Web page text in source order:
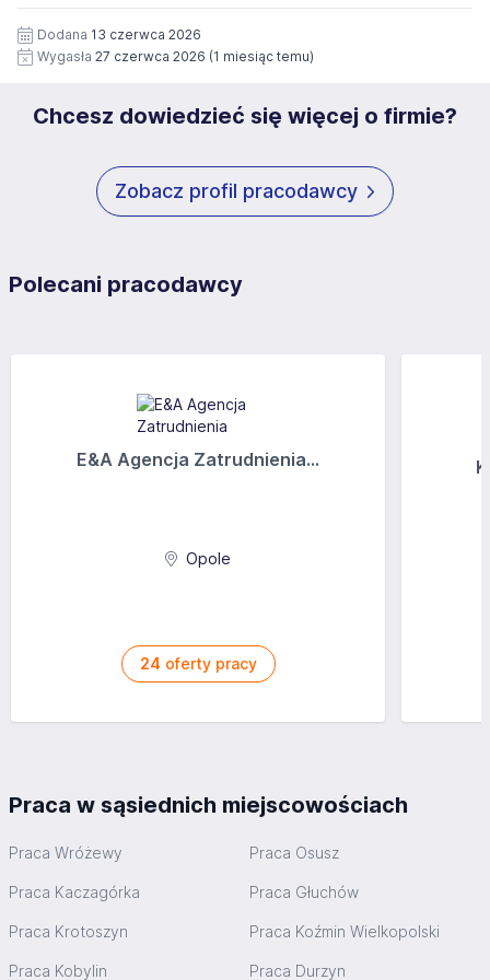
https://www.workprofit.pl/klauzula-informacyjna.html
12 miesięcy. Zgoda jest dobrowolna i może być w każdym
czasie wycofana.
Dodana 13 czerwca 2026
Wygasła 27 czerwca 2026 (1 miesiąc temu)
Chcesz dowiedzieć się więcej o firmie?
Zobacz profil pracodawcy
Polecani pracodawcy
E&A Agencja Zatrudnienia...
Opole
24 oferty pracy
Praca w sąsiednich miejscowościach
Praca Wróżewy Praca Osusz
Praca Kaczagórka Praca Głuchów
Praca Krotoszyn Praca Koźmin Wielkopolski
Praca Kobylin Praca Durzyn